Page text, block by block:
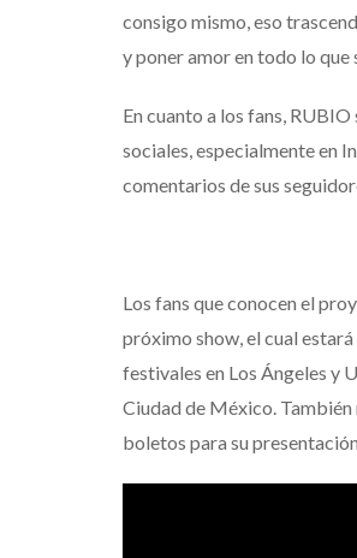
consigo mismo, eso
y poner amor en todo lo que
En cuanto a los fans,
sociales, especialmente en
comentarios de sus
Los fans que conocen el
próximo show, el cual
festivales en Los Ángeles y
Ciudad de México. También
boletos para su